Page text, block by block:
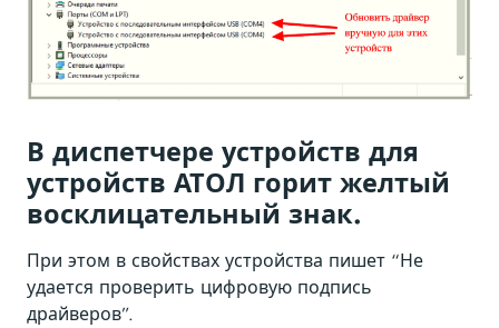
В диспетчере устройств для
устройств АТОЛ горит желтый
восклицательный знак.
При этом в свойствах устройства пишет “Не
удается проверить цифровую подпись
драйверов”.